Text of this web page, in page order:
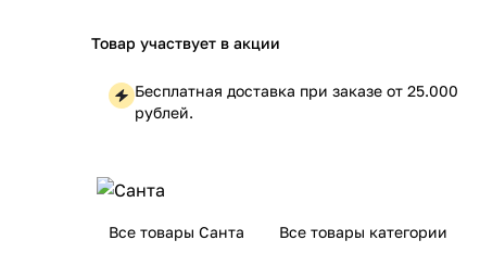
Товар участвует в акции
Бесплатная доставка при заказе от 25.000
рублей.
Все товары Санта Все товары категории